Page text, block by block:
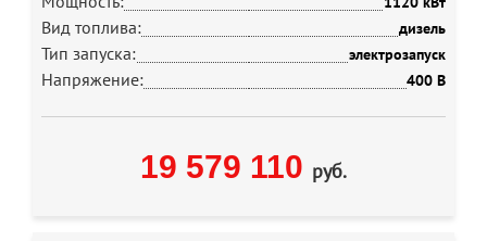
Вид топлива: дизель
Тип запуска: электрозапуск
Напряжение: 400 В
19 579 110 руб.